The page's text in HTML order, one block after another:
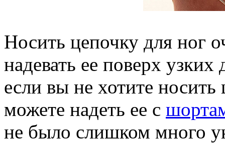
Носить цепочку для ног
надевать ее поверх
если вы не хотите
можете надеть ее с
не было слишком много